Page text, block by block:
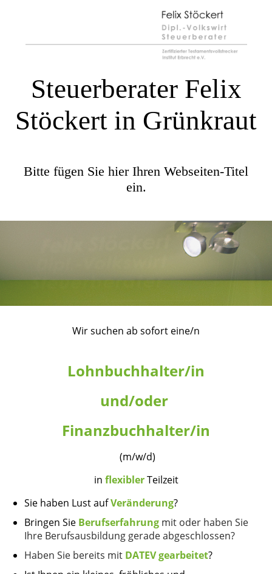
Steuerberater Felix
Stöckert in Grünkraut
Bitte fügen Sie hier Ihren Webseiten-Titel
ein.
Wir suchen ab sofort eine/n
Lohnbuchhalter/in
und/oder
Finanzbuchhalter/in
(m/w/d)
in flexiblerTeilzeit
Sie haben Lust aufVeränderung?
Bringen Sie Berufserfahrung mit oder haben Sie
Ihre Berufsausbildung gerade abgeschlossen?
Haben Sie bereits mit DATEV gearbeitet?